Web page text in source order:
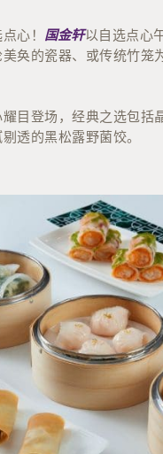
心！ 国金轩以自选点心
奂的瓷器、或传统竹笼
目登场，经典之选包括
透的黑松露野菌饺。